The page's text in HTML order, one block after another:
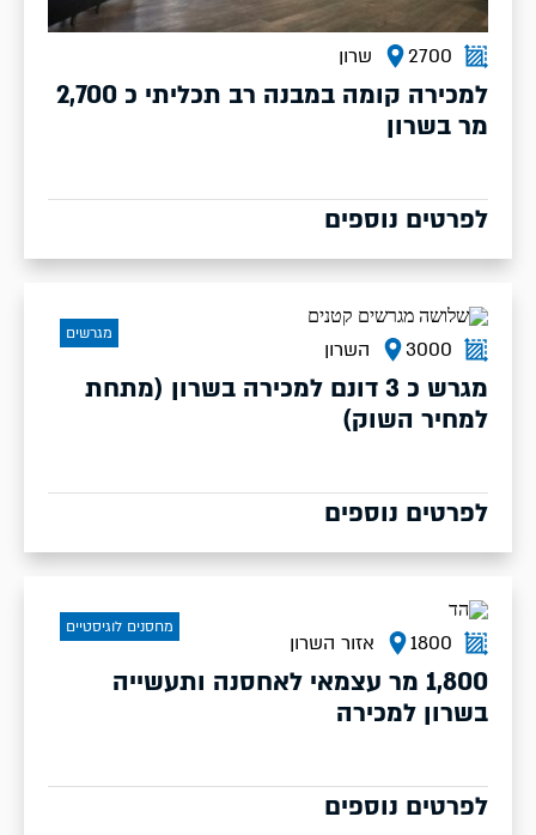
2700 שרון
למכירה קומה במבנה רב תכליתי כ 2,700
מר בשרון
לפרטים נוספים
3000 השרון
מגרש כ 3 דונם למכירה בשרון (מתחת
למחיר השוק)
לפרטים נוספים
מגרשים
1800 אזור השרון
1,800 מר עצמאי לאחסנה ותעשייה
בשרון למכירה
לפרטים נוספים
מחסנים לוגיסטיים